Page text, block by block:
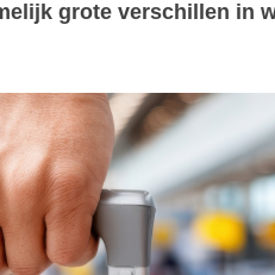
grote verschillen in